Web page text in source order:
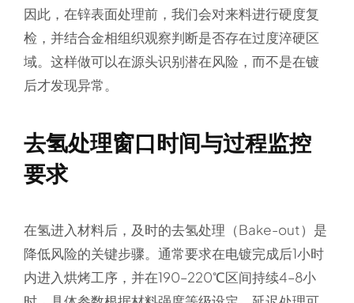
因此，在锌表面处理前，我们会对来料进行硬度复
检，并结合金相组织观察判断是否存在过度淬硬区
域。这样做可以在源头识别潜在风险，而不是在镀
后才发现异常。
去氢处理窗口时间与过程监控
要求
在氢进入材料后，及时的去氢处理（Bake-out）是
降低风险的关键步骤。通常要求在电镀完成后1小时
内进入烘烤工序，并在190–220℃区间持续4–8小